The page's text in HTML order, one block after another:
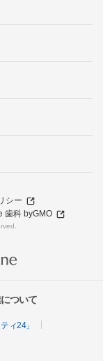
シー
歯科 byGMO
ついて
ィ24」